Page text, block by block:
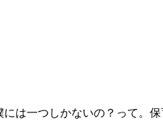
は一つしかないの？って。